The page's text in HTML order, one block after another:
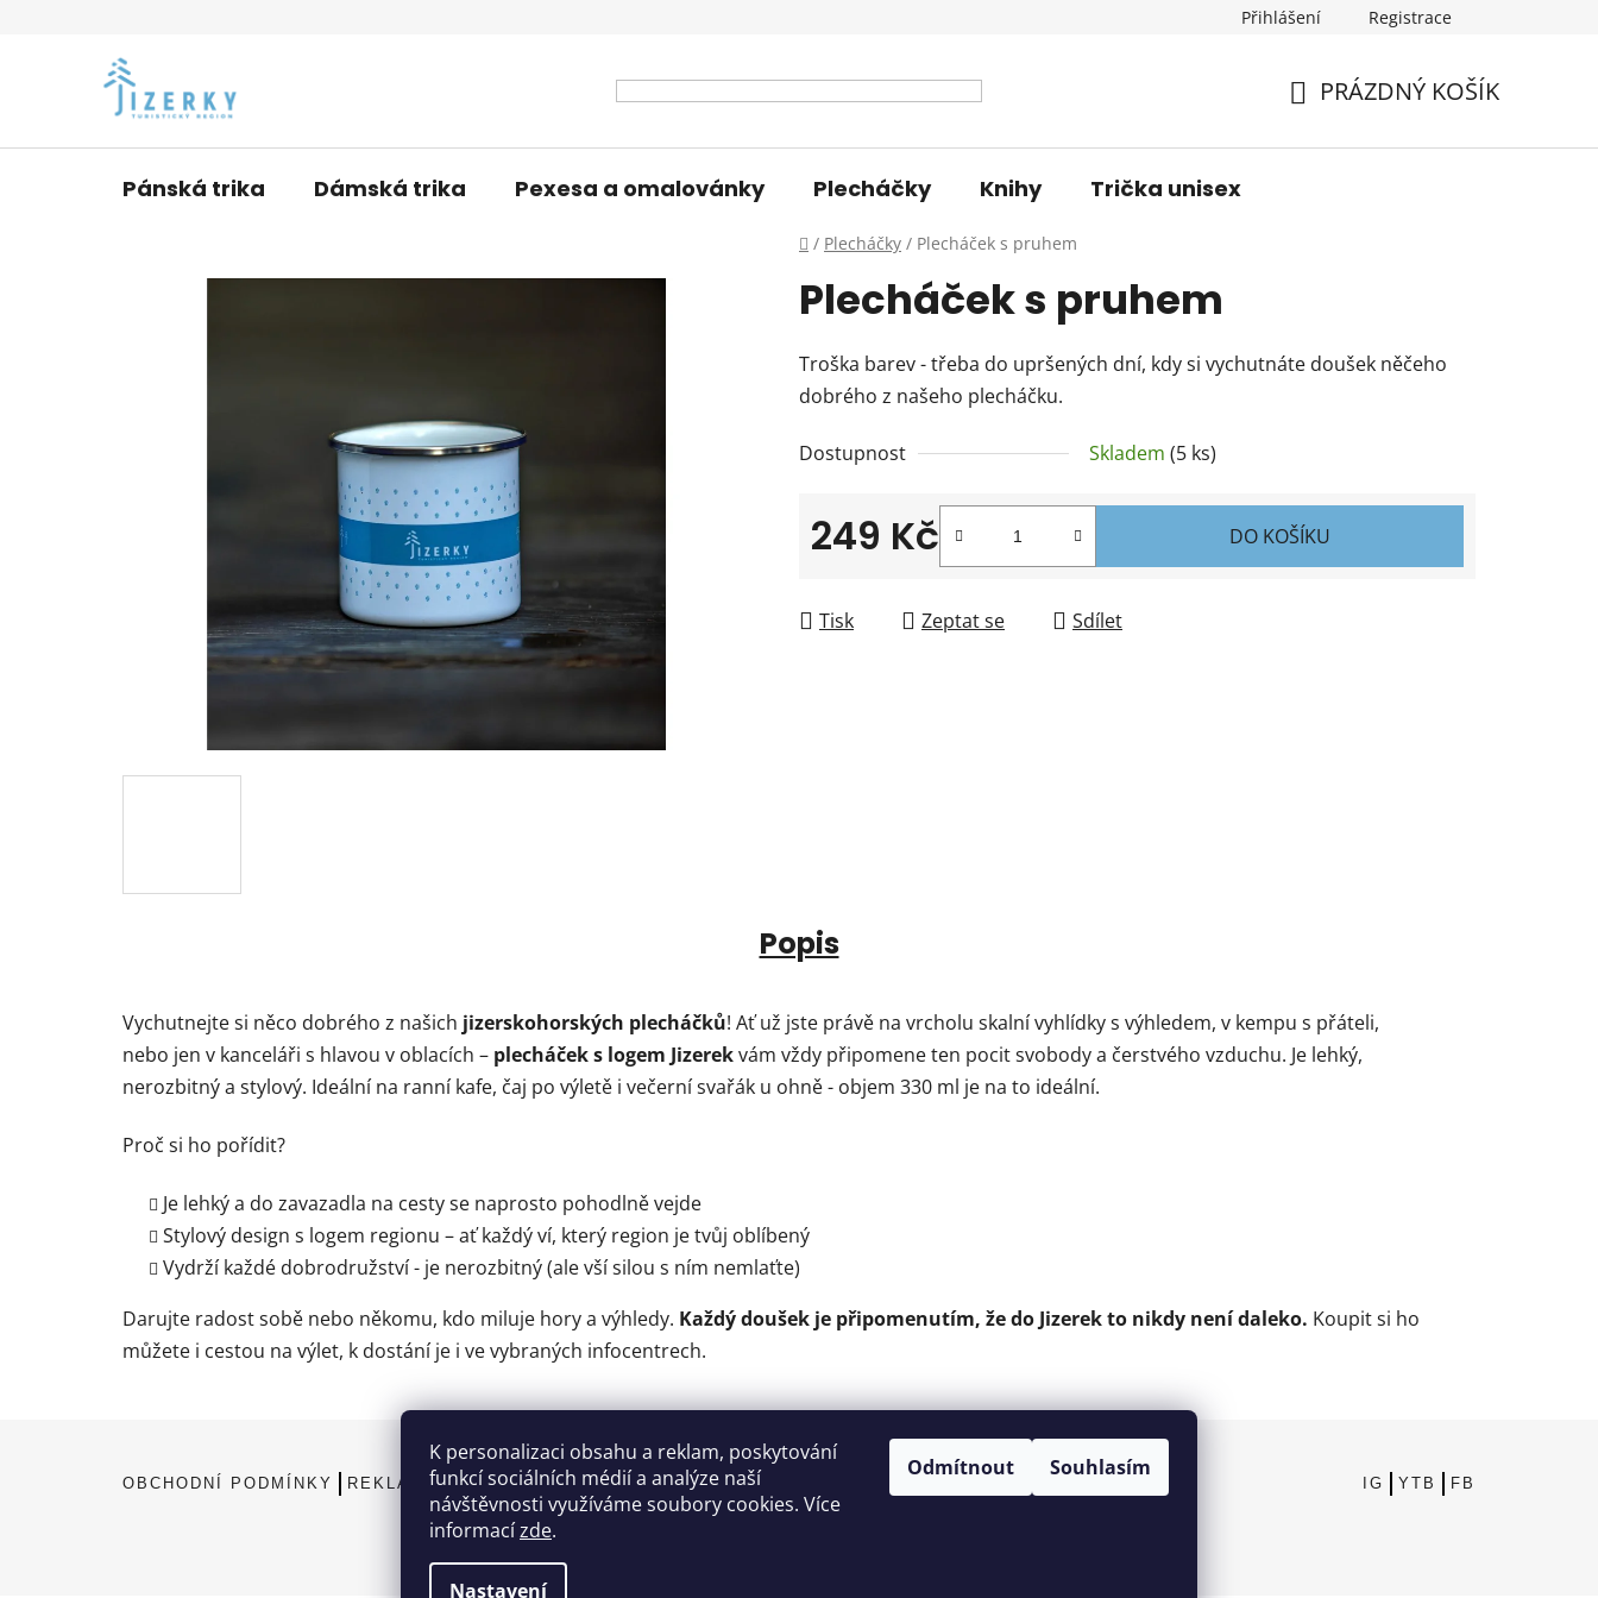
K personalizaci obsahu a reklam, poskytování
funkcí sociálních médií a analýze naší
návštěvnosti využíváme soubory cookies. Více
informacízde.
Nastavení
Odmítnout Souhlasím
Přihlášení Registrace
PRÁZDNÝ KOŠÍK
Pánská trika Dámská trika Pexesa a omalovánky Plecháčky Knihy Trička unisex
Domů
/ Plecháčky / Plecháček s pruhem
Plecháček s pruhem
Troška barev - třeba do upršených dní, kdy si vychutnáte doušek něčeho
dobrého z našeho plecháčku.
Dostupnost Skladem (5 ks)
249 Kč DO KOŠÍKU
Tisk Zeptat se Sdílet
Popis
Vychutnejte si něco dobrého z našich jizerskohorských plecháčků! Ať už jste právě na vrcholu skalní vyhlídky s výhledem, v kempu s přáteli,
nebo jen v kanceláři s hlavou v oblacích – plecháček s logem Jizerekvám vždy připomene ten pocit svobody a čerstvého vzduchu. Je lehký,
nerozbitný a stylový. Ideální na ranní kafe, čaj po výletě i večerní svařák u ohně - objem 330 ml je na to ideální.
Proč si ho pořídit?
Je lehký a do zavazadla na cesty se naprosto pohodlně vejde
Stylový design s logem regionu – ať každý ví, který region je tvůj oblíbený
Vydrží každé dobrodružství - je nerozbitný (ale vší silou s ním nemlaťte)
Darujte radost sobě nebo někomu, kdo miluje hory a výhledy. Každý doušek je připomenutím, že do Jizerek to nikdy není daleko. Koupit si ho
můžete i cestou na výlet, k dostání je i ve vybraných infocentrech.
OBCHODNÍ PODMÍNKY REKLAMAČNÍ ŘÁD OCHRANA OSOBNÍCH ÚDAJŮ IG YTB FB